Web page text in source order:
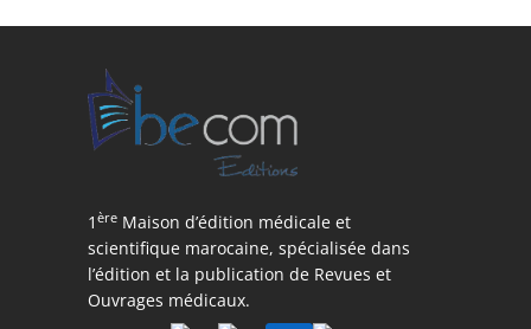
1 ère Maison d’édition médicale et
scientifique marocaine, spécialisée dans
l’édition et la publication de Revues et
Ouvrages médicaux.